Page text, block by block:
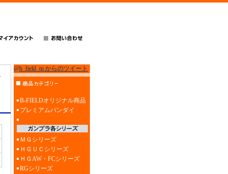
@b_field_m からのツイート
B-FIELDオリジナル商品
プレミアムバンダイ
ＭＧシリーズ
ＨＧＵＣシリーズ
ＨＧAW・FCシリーズ
RGシリーズ